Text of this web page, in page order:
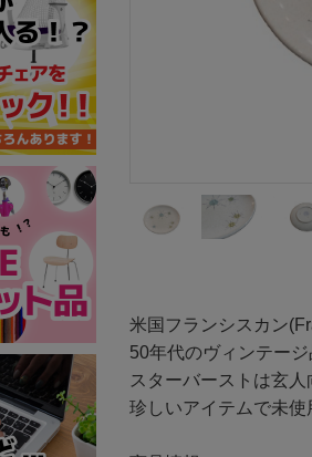
米国フランシスカン
50年代のヴィンテー
スターバーストは玄
珍しいアイテムで未使